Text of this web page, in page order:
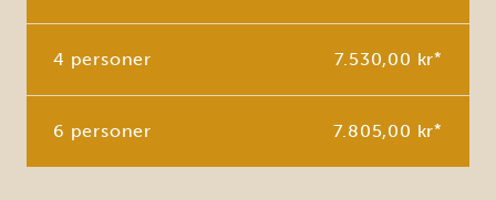
4 personer 7.530,00 kr*
6 personer 7.805,00 kr*